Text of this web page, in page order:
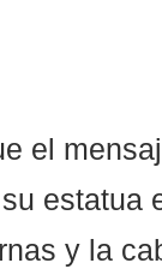
el
estatua
y la